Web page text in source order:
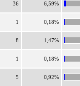
36 6,59%
1 0,18%
8 1,47%
1 0,18%
5 0,92%